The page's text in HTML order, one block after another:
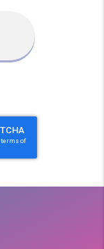
な活動に展
た従事する
情報の利用
扱い、目的
者への提供